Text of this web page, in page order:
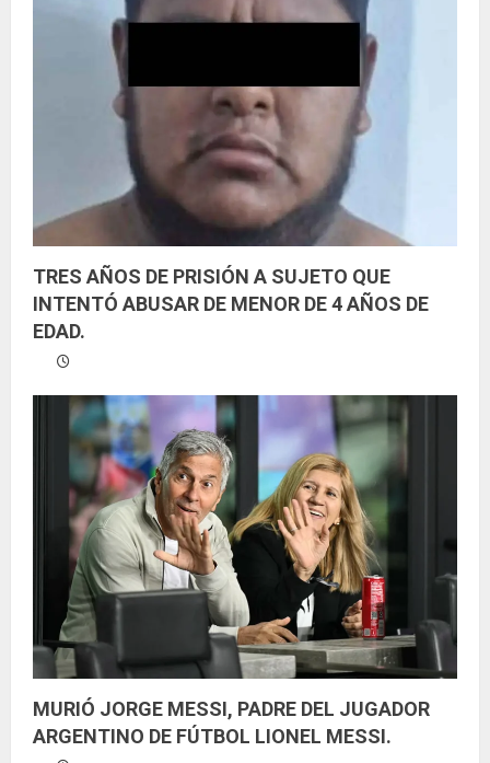
TRES AÑOS DE PRISIÓN A SUJETO QUE
INTENTÓ ABUSAR DE MENOR DE 4 AÑOS DE
EDAD.
MURIÓ JORGE MESSI, PADRE DEL JUGADOR
ARGENTINO DE FÚTBOL LIONEL MESSI.